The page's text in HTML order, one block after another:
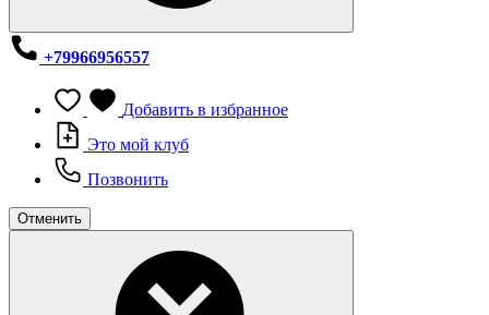
+79966956557
Добавить в избранное
Это мой клуб
Позвонить
Отменить